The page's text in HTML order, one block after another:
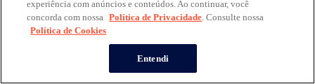
experiência com anúncios e conteúdos. Ao continuar, você
concorda com nossa Política de Privacidade. Consulte nossa
Política de Cookies
Entendi